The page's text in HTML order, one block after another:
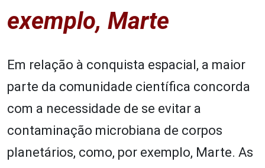
exemplo, Marte
Em relação à conquista espacial, a maior
parte da comunidade científica concorda
com a necessidade de se evitar a
contaminação microbiana de corpos
planetários, como, por exemplo, Marte. As